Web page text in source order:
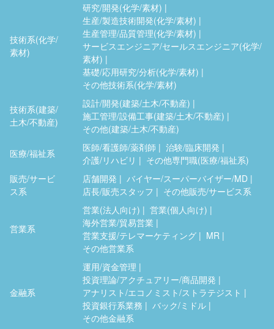
技術系(化学/
素材)
研究/開発(化学/素材)
生産/製造技術開発(化学/素材)
生産管理/品質管理(化学/素材)
サービスエンジニア/セールスエンジニア(化学/
素材)
基礎/応用研究/分析(化学/素材)
その他技術系(化学/素材)
技術系(建築/
土木/不動産)
設計/開発(建築/土木/不動産)
施工管理/設備工事(建築/土木/不動産)
その他(建築/土木/不動産)
医療/福祉系
医師/看護師/薬剤師
治験/臨床開発
介護/リハビリ
その他専門職(医療/福祉系)
販売/サービ
ス系
店舗開発
バイヤー/スーパーバイザー/MD
店長/販売スタッフ
その他販売/サービス系
営業系
営業(法人向け)
営業(個人向け)
海外営業/貿易営業
営業支援/テレマーケティング
MR
その他営業系
金融系
運用/資金管理
投資理論/アクチュアリー/商品開発
アナリスト/エコノミスト/ストラテジスト
投資銀行系業務
バック/ミドル
その他金融系